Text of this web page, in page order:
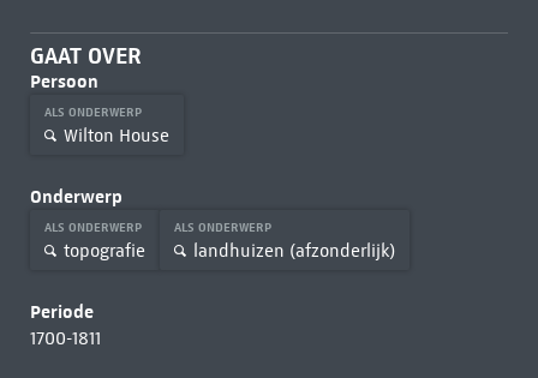
GAAT OVER
Persoon
ALS ONDERWERP
Wilton House
Onderwerp
ALS ONDERWERP
topografie
ALS ONDERWERP
landhuizen (afzonderlijk)
Periode
1700-1811